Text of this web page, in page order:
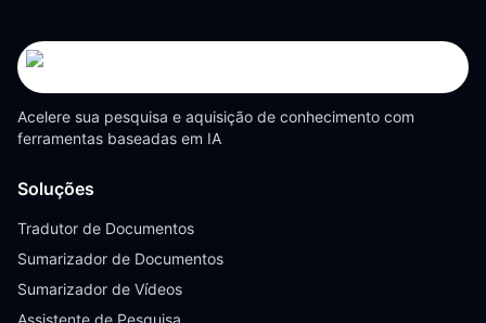
Acelere sua pesquisa e aquisição de conhecimento com
ferramentas baseadas em IA
Soluções
Tradutor de Documentos
Sumarizador de Documentos
Sumarizador de Vídeos
Assistente de Pesquisa